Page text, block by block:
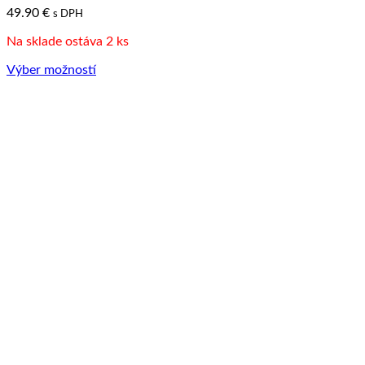
49.90 € s DPH
Na sklade ostáva 2 ks
Výber možností